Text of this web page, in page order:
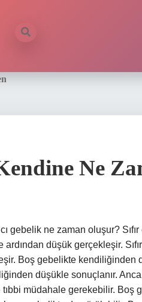
Ne
gebelik ne zaman oluşur?
düşük gerçekleşir.
Boş gebelikte kendiliğinden
düşükle sonuçlanır.
müdahale gerekebilir. Boş